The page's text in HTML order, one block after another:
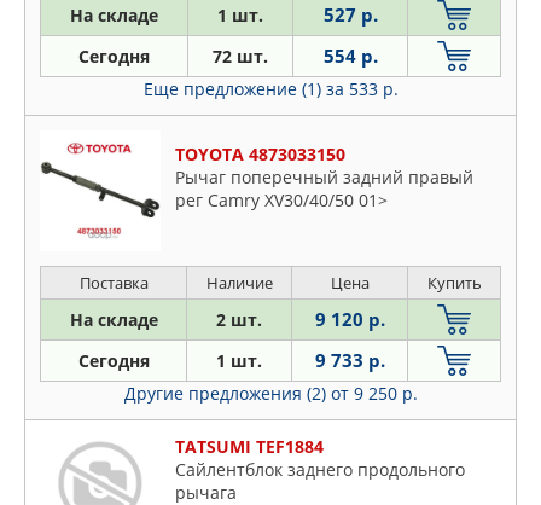
На складе 1 шт. 527 р.
Сегодня 72 шт. 554 р.
Еще предложение (1) за 533 р.
TOYOTA 4873033150
Рычаг поперечный задний правый
рег Camry XV30/40/50 01>
Поставка Наличие Цена Купить
На складе 2 шт. 9 120 р.
Сегодня 1 шт. 9 733 р.
Другие предложения (2) от 9 250 р.
TATSUMI TEF1884
Сайлентблок заднего продольного
рычага